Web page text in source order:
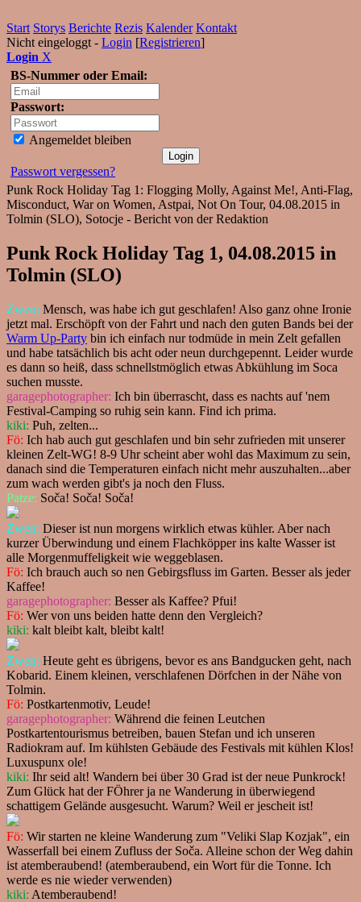
Start Storys Berichte Rezis Kalender Kontakt
Nicht eingeloggt - Login [Registrieren]
Login X
BS-Nummer oder Email:
Passwort:
Angemeldet bleiben
Passwort vergessen?
Punk Rock Holiday Tag 1: Flogging Molly, Against Me!, Anti-Flag,
Misconduct, War on Women, Astpai, Not On Tour, 04.08.2015 in
Tolmin (SLO), Sotocje - Bericht von der Redaktion
Punk Rock Holiday Tag 1, 04.08.2015 in
Tolmin (SLO)
Zwen: Mensch, was habe ich gut geschlafen! Also ganz ohne Ironie
jetzt mal. Erschöpft von der Fahrt und nach den guten Bands bei der
Warm Up-Party bin ich einfach nur todmüde in mein Zelt gefallen
und habe tatsächlich bis acht oder neun durchgepennt. Leider wurde
es dann so heiß, dass schnellstmöglich etwas Abkühlung im Soca
suchen musste.
garagephotographer: Ich bin überrascht, dass es nachts auf 'nem
Festival-Camping so ruhig sein kann. Find ich prima.
kiki: Puh, zelten...
Fö: Ich hab auch gut geschlafen und bin sehr zufrieden mit unserer
kleinen Zelt-WG! 8-9 Uhr scheint aber wohl das Maximum zu sein,
danach sind die Temperaturen einfach nicht mehr auszuhalten...aber
zum wach werden gibt's ja noch den Fluss.
Patze: Soča! Soča! Soča!
Zwen: Dieser ist nun morgens wirklich etwas kühler. Aber nach
kurzer Überwindung und einem Flachköpper ins kalte Wasser ist
alle Morgenmuffeligkeit wie weggeblasen.
Fö: Ich brauch auch so nen Gebirgsfluss im Garten. Besser als jeder
Kaffee!
garagephotographer: Besser als Kaffee? Pfui!
Fö: Wer von uns beiden hatte denn den Vergleich?
kiki: kalt bleibt kalt, bleibt kalt!
Zwen: Heute geht es übrigens, bevor es ans Bandgucken geht, nach
Kobarid. Einem kleinen, verschlafenen Dörfchen in der Nähe von
Tolmin.
Fö: Postkartenmotiv, Leude!
garagephotographer: Während die feinen Leutchen
Postkartentourismus betreiben, bauen Stefan und ich unseren
Radiokram auf. Im kühlsten Gebäude des Festivals mit kühlen Klos!
Luxuspunx ole!
kiki: Ihr seid alt! Wandern bei über 30 Grad ist der neue Punkrock!
Zum Glück hat der FÖhrer ja ne Wanderung in überwiegend
schattigem Gelände ausgesucht. Warum? Weil er jescheit ist!
Fö: Wir starten ne kleine Wanderung zum "Veliki Slap Kozjak", ein
Wasserfall bei einem Zufluss der Soča. Alleine schon der Weg dahin
ist atemberaubend! (atemberaubend, ein Wort für die Tonne. Ich
werde es nie wieder verwenden)
kiki: Atemberaubend!